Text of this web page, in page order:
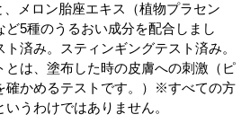
メロン胎座エキス（植物プラセン
ど5種のうるおい成分を配合しまし
済み。スティンギングテスト済み。
とは、塗布した時の皮膚への刺激（ピ
確かめるテストです。）※すべての方
うわけではありません。